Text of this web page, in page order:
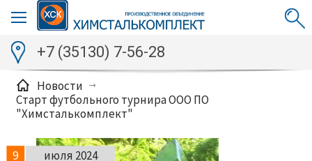
+7 (35130) 7-56-28
Новости
Старт футбольного турнира ООО ПО
"Химсталькомплект"
9 июля 2024